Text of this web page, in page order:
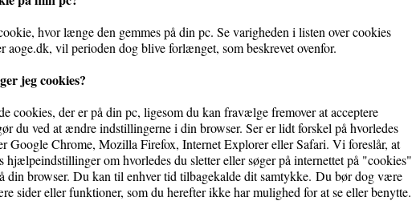
hvor længe den gemmes på din pc. Se varigheden i listen over cookies
aoge.dk, vil perioden dog blive forlænget, som beskrevet ovenfor.
jeg cookies?
cookies, der er på din pc, ligesom du kan fravælge fremover at acceptere
du ved at ændre indstillingerne i din browser. Ser er lidt forskel på hvorledes
Google Chrome, Mozilla Firefox, Internet Explorer eller Safari. Vi foreslår, at
hjælpeindstillinger om hvorledes du sletter eller søger på internettet på "cookies"
din browser. Du kan til enhver tid tilbagekalde dit samtykke. Du bør dog være
sider eller funktioner, som du herefter ikke har mulighed for at se eller benytte.